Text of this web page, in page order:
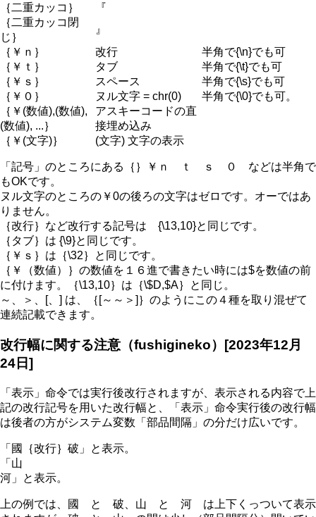
｛二重カッコ｝
『
｛二重カッコ閉
じ｝
』
｛￥ｎ｝
改行
半角で{\n}でも可
｛￥ｔ｝
タブ
半角で{\t}でも可
｛￥ｓ｝
スペース
半角で{\s}でも可
｛￥０｝
ヌル文字 = chr(0)
半角で{\0}でも可。
｛￥(数値),(数値),
(数値), ...｝
アスキーコードの直
接埋め込み
｛￥(文字)｝
(文字) 文字の表示
「記号」のところにある｛｝￥ｎ ｔ ｓ ０ などは半角で
もOKです。
ヌル文字のところの￥0の後ろの文字はゼロです。オーではあ
りません。
｛改行｝など改行する記号は {\13,10}と同じです。
｛タブ｝は {\9}と同じです。
｛￥ｓ｝は｛\32｝と同じです。
｛￥（数値）｝の数値を１６進で書きたい時には$を数値の前
に付けます。｛\13,10｝は｛\$D,$A｝と同じ。
～、＞、[、] は、｛[～～＞]｝のようにこの４種を取り混ぜて
連続記載できます。
改行幅に関する注意（fushigineko）[2023年12月
24日]
「表示」命令では実行後改行されますが、表示される内容で上
記の改行記号を用いた改行幅と、「表示」命令実行後の改行幅
は後者の方がシステム変数「部品間隔」の分だけ広いです。
「國｛改行｝破」と表示。
「山
上の例では、國 と 破、山 と 河 は上下くっついて表示